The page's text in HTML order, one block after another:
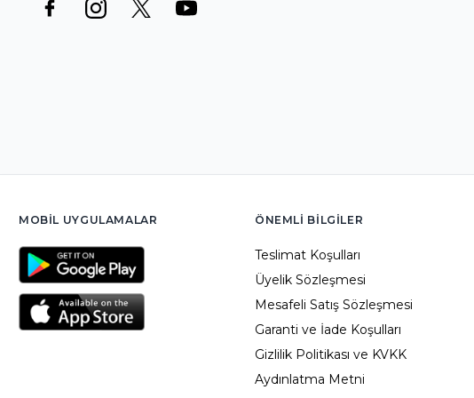
MOBIL UYGULAMALAR ÖNEMLI BILGILER
Teslimat Koşulları
Üyelik Sözleşmesi
Mesafeli Satış Sözleşmesi
Garanti ve İade Koşulları
Gizlilik Politikası ve KVKK
Aydınlatma Metni